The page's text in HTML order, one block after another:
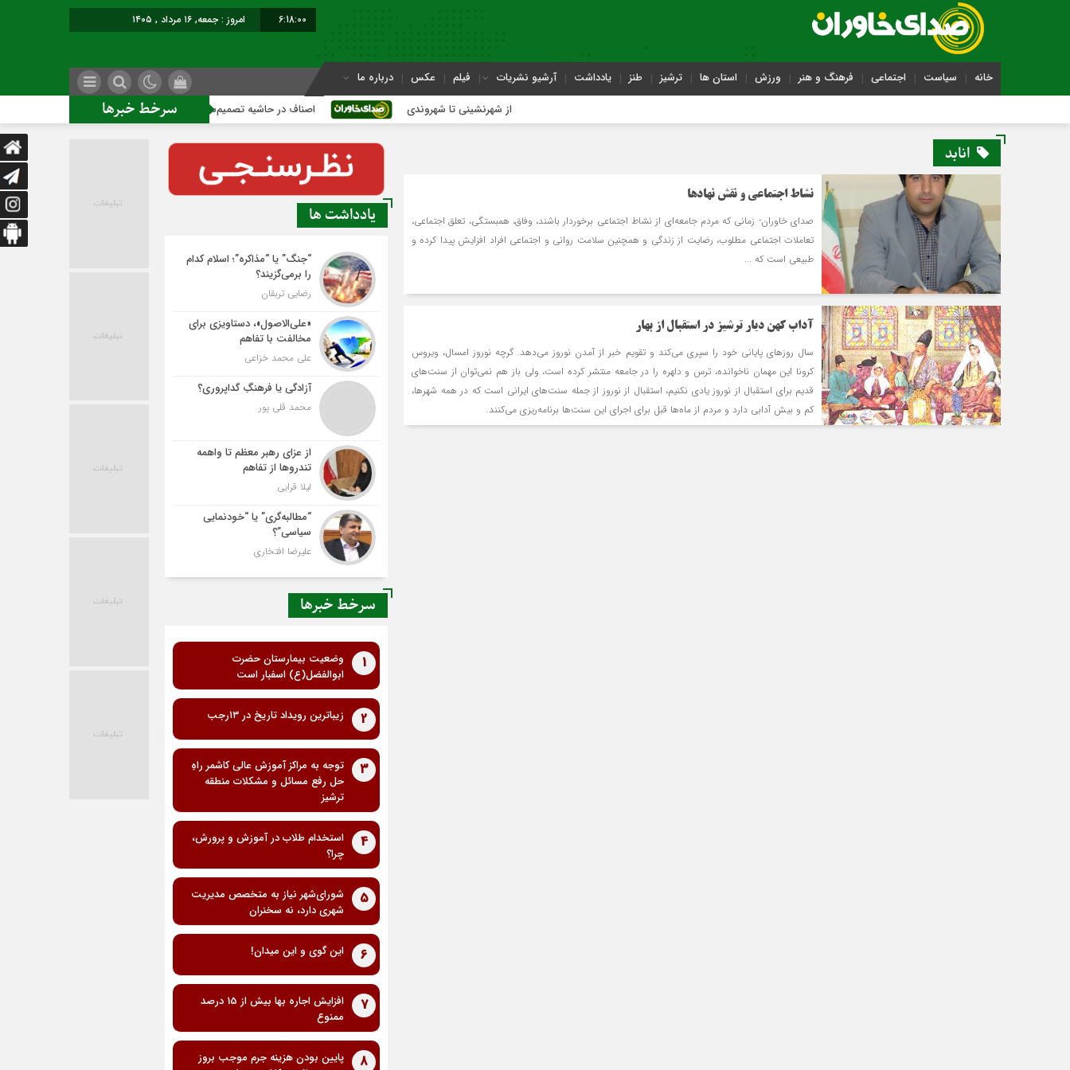
6:18:00 امروز : جمعه, ۱۶ مرداد , ۱۴۰۵
خانه سیاست اجتماعی فرهنگ و هنر ورزش استان ها ترشیز طنز یادداشت آرشیو نشریات فیلم عکس درباره ما
سرخط خبرها از شهرنشینی تا شهروندی اصناف در حاشیه تصمیم‌سازی؛ شهر بدون بازار به کجا می‌رسد؟
انابد
نشاط اجتماعی و نقش نهادها
صدای خاوران- زمانی که مردم جامعه‌ای از نشاط اجتماعی برخوردار باشند، وفاق، همبستگی، تعلق اجتماعی،
تعاملات اجتماعی مطلوب، رضایت از زندگی و همچنین سلامت روانی و اجتماعی افراد افزایش پیدا کرده و
طبیعی است که ...
آداب كهن ديار ترشيز در استقبال از بهار
سال روزهای پایانی خود را سپری می‌کند و تقویم خبر از آمدن نوروز می‌دهد. گرچه نوروز امسال، ویروس
کرونا اين مهمان ناخوانده، ترس و دلهره را در جامعه منتشر کرده است، ولی باز هم نمی‌توان از سنت‌های
قدیم برای استقبال از نوروز یادی نکنیم، استقبال از نوروز از جمله سنت‌های ایرانی است که در همه شهرها،
کم و بیش آدابی دارد و مردم از ماه‌ها قبل برای اجرای این سنت‌ها برنامه‌ریزی می‌کنند.
یادداشت ها
“جنگ” یا “مذاکره”؛ اسلام کدام
را برمی‌گزیند؟
رضایی تربقان
«علی‌الاصول»، دستاویزی برای
مخالفت با تفاهم
علی محمد خزاعی
آزادگی یا فرهنگِ گداپروری؟
محمد قلی پور
از عزای رهبر معظم تا واهمه
تندروها از تفاهم
لیلا قرایی
“مطالبه‌گری” یا “خودنمایی
سیاسی”؟
علیرضا افتخاری
سرخط خبرها
1
وضعیت بیمارستان حضرت
ابوالفضل(ع) اسفبار است
2 زیباترین رویداد تاریخ در ۱۳رجب
3
توجه به مراکز آموزش عالی کاشمر راهِ
حل رفع مسائل و مشکلات منطقه
ترشیز
4
استخدام طلاب در آموزش و پرورش،
چرا؟
5
شورای‌شهر نیاز به متخصص مدیریت
شهری دارد، نه سخنران
6 این گوی و این میدان!
7
افزایش اجاره بها بیش از 15 درصد
ممنوع
8
پایین بودن هزینه جرم موجب بروز